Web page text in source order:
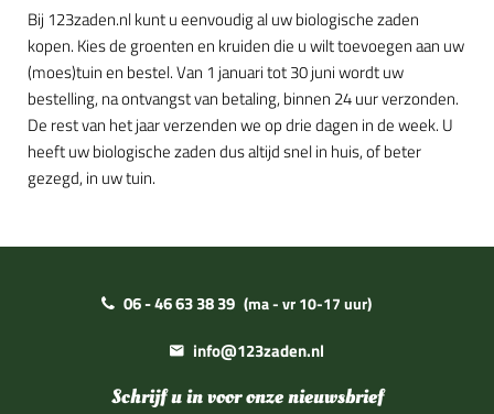
Bij 123zaden.nl kunt u eenvoudig al uw biologische zaden
kopen. Kies de groenten en kruiden die u wilt toevoegen aan uw
(moes)tuin en bestel. Van 1 januari tot 30 juni wordt uw
bestelling, na ontvangst van betaling, binnen 24 uur verzonden.
De rest van het jaar verzenden we op drie dagen in de week. U
heeft uw biologische zaden dus altijd snel in huis, of beter
gezegd, in uw tuin.
06 - 46 63 38 39 (ma - vr 10-17 uur)
info@123zaden.nl
Schrijf u in voor onze nieuwsbrief